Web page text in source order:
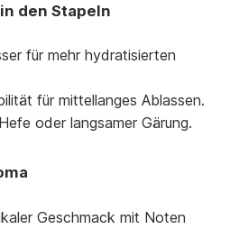
den Stapeln
für mehr hydratisierten
für mittellanges Ablassen.
oder langsamer Gärung.
Geschmack mit Noten